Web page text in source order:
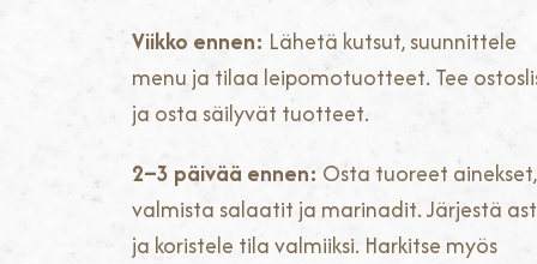
Viikko ennen: Lähetä kutsut, suunnittele
menu ja tilaa leipomotuotteet. Tee
ja osta säilyvät tuotteet.
2–3 päivää ennen: Osta tuoreet ainekset,
valmista salaatit ja marinadit. Järjestä
ja koristele tila valmiiksi. Harkitse myös